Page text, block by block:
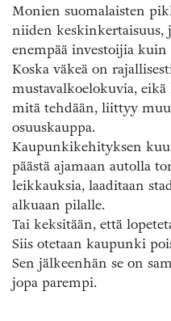
Monien suomalaisten
niiden keskinkertaisuus,
enempää investoijia
Koska väkeä on
mustavalkoelokuvia,
mitä tehdään, liittyy
osuuskauppa.
Kaupunkikehityksen
päästä ajamaan autolla
leikkauksia, laaditaan
alkuaan pilalle.
Tai keksitään, että
Siis otetaan kaupunki
Sen jälkeenhän se on
jopa parempi.